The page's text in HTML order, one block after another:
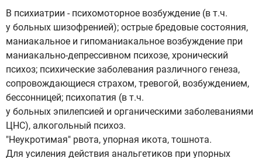
В психиатрии - психомоторное возбуждение (в т.ч.
у больных шизофренией); острые бредовые состояния,
маниакальное и гипоманиакальное возбуждение при
маниакально-депрессивном психозе, хронический
психоз; психические заболевания различного генеза,
сопровождающиеся страхом, тревогой, возбуждением,
бессонницей; психопатия (в т.ч.
у больных эпилепсией и органическими заболеваниями
ЦНС), алкогольный психоз.
"Неукротимая" рвота, упорная икота, тошнота.
Для усиления действия анальгетиков при упорных